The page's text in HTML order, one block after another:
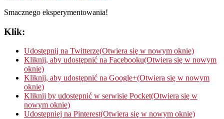
Smacznego eksperymentowania!
Klik:
Udostępnij na Twitterze(Otwiera się w nowym oknie)
Kliknij, aby udostępnić na Facebooku(Otwiera się w nowym
oknie)
Kliknij, aby udostępnić na Google+(Otwiera się w nowym
oknie)
Kliknij by udostępnić w serwisie Pocket(Otwiera się w
nowym oknie)
Udostępniej na Pinterest(Otwiera się w nowym oknie)